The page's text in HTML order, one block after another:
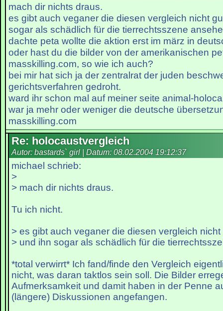
mach dir nichts draus.
es gibt auch veganer die diesen vergleich nicht
sogar als schädlich für die tierrechtsszene
dachte peta wollte die aktion erst im märz in
oder hast du die bilder von der amerikanischen
masskilling.com, so wie ich auch?
bei mir hat sich ja der zentralrat der juden
gerichtsverfahren gedroht.
ward ihr schon mal auf meiner seite animal-
war ja mehr oder weniger die deutsche
masskilling.com
Re: holocaustvergleich
Autor: bastards` girl | Datum: 08.02.2004 19:12:37
michael schrieb:
>
> mach dir nichts draus.
Tu ich nicht.
> es gibt auch veganer die diesen vergleich
> und ihn sogar als schädlich für die
*total verwirrt* Ich fand/finde den Vergleich
nicht, was daran taktlos sein soll. Die Bilder
Aufmerksamkeit und damit haben in der Penne
(längere) Diskussionen angefangen.